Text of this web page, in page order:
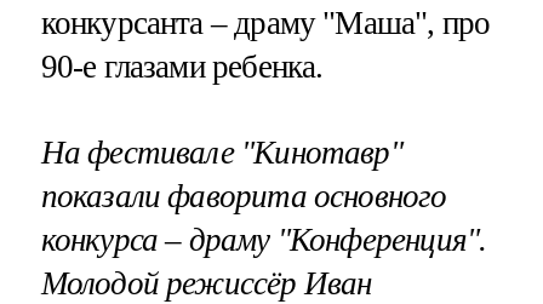
конкурсанта – драму "Маша", про
90-е глазами ребенка.
На фестивале "Кинотавр"
показали фаворита основного
конкурса – драму "Конференция".
Молодой режиссёр Иван